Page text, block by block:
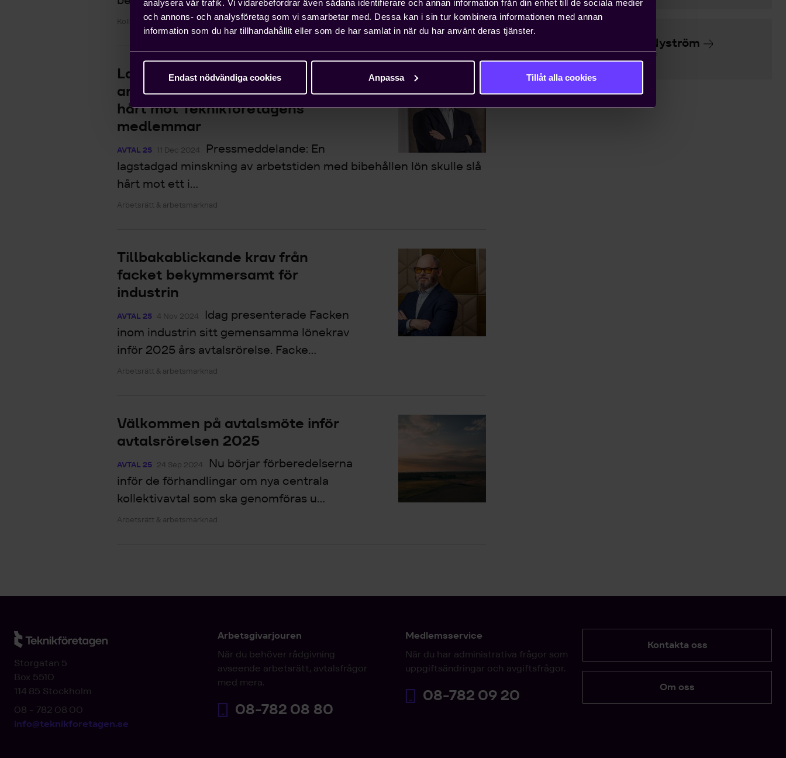
analysera vår trafik. Vi vidarebefordrar även sådana identifierare och annan information från din enhet till de sociala medier
och annons- och analysföretag som vi samarbetar med. Dessa kan i sin tur kombinera informationen med annan
information som du har tillhandahållit eller som de har samlat in när du har använt deras tjänster.
Endast nödvändiga cookies Anpassa Tillåt alla cookies
Kollektivavtal
Lagstadgad
arbetstidsförkortning skulle slå
hårt mot Teknikföretagens
medlemmar
AVTAL 25 11 Dec 2024
Pressmeddelande: En
lagstadgad minskning av arbetstiden med bibehållen lön skulle slå
hårt mot ett i...
Arbetsrätt & arbetsmarknad
Tillbakablickande krav från
facket bekymmersamt för
industrin
AVTAL 25 4 Nov 2024
Idag presenterade Facken
inom industrin sitt gemensamma lönekrav
inför 2025 års avtalsrörelse. Facke...
Arbetsrätt & arbetsmarknad
Välkommen på avtalsmöte inför
avtalsrörelsen 2025
AVTAL 25 24 Sep 2024
Nu börjar förberedelserna
inför de förhandlingar om nya centrala
kollektivavtal som ska genomföras u...
Arbetsrätt & arbetsmarknad
Jonas Nyström
Storgatan 5
Box 5510
114 85 Stockholm
08 - 782 08 00
info@teknikforetagen.se
Arbetsgivarjouren
När du behöver rådgivning
avseende arbetsrätt, avtalsfrågor
med mera.
08-782 08 80
Medlemsservice
När du har administrativa frågor som
uppgiftsändringar och avgiftsfrågor.
08-782 09 20
Kontakta oss
Om oss